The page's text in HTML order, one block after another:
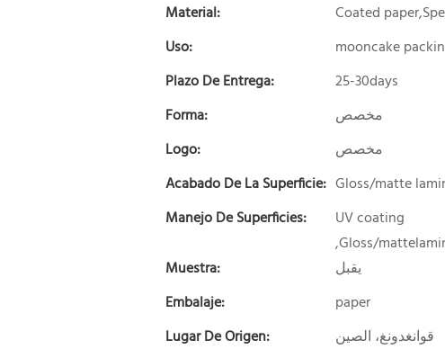
Material:
Coated
Uso:
mooncake
Plazo De Entrega:
25-30days
Forma:
مخصص
Logo:
مخصص
Acabado De La Superficie: Gloss/matte
Manejo De Superficies:
UV coating
,Gloss/
Muestra:
يقبل
Embalaje:
paper
Lugar De Origen:
قوانغدونغ، الصين